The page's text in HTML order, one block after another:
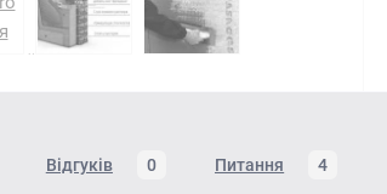
Відгуків 0 Питання 4